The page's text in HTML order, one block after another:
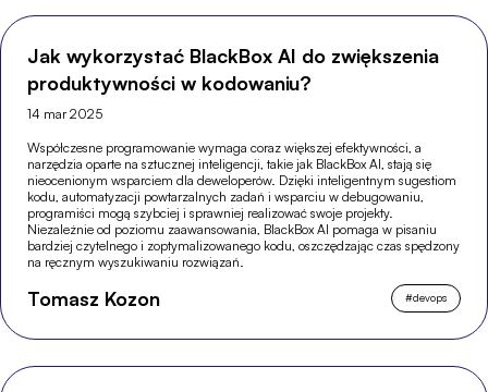
Jak wykorzystać BlackBox AI do zwiększenia
produktywności w kodowaniu?
14 mar 2025
Współczesne programowanie wymaga coraz większej efektywności, a
narzędzia oparte na sztucznej inteligencji, takie jak BlackBox AI, stają się
nieocenionym wsparciem dla deweloperów. Dzięki inteligentnym sugestiom
kodu, automatyzacji powtarzalnych zadań i wsparciu w debugowaniu,
programiści mogą szybciej i sprawniej realizować swoje projekty.
Niezależnie od poziomu zaawansowania, BlackBox AI pomaga w pisaniu
bardziej czytelnego i zoptymalizowanego kodu, oszczędzając czas spędzony
na ręcznym wyszukiwaniu rozwiązań.
Tomasz Kozon #devops